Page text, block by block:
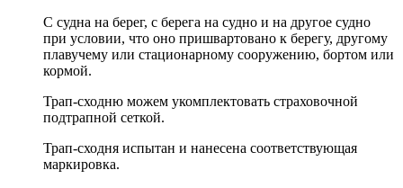
С судна на берег, с берега на судно и на другое судно
при условии, что оно пришвартовано к берегу, другому
плавучему или стационарному сооружению, бортом или
кормой.
Трап-сходню можем укомплектовать страховочной
подтрапной сеткой.
Трап-сходня испытан и нанесена соответствующая
маркировка.